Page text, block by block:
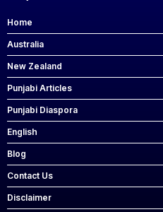
Home
Australia
New Zealand
Punjabi Articles
Punjabi Diaspora
English
Blog
Contact Us
Disclaimer